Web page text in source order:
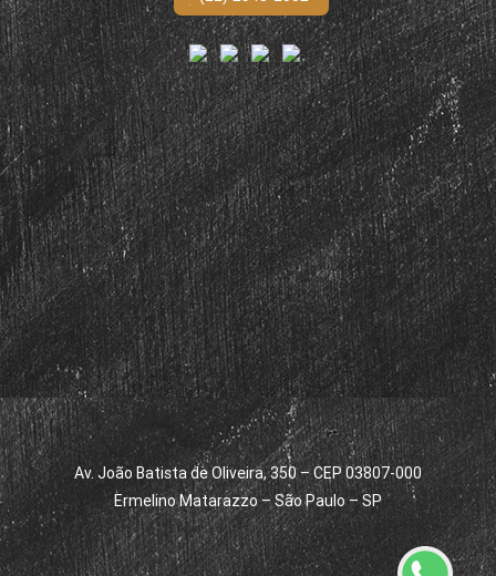
Av. João Batista de Oliveira, 350 – CEP 03807-000
Ermelino Matarazzo – São Paulo – SP